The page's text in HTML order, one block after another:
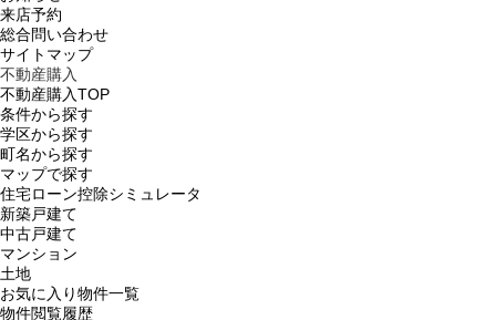
来店予約
総合問い合わせ
サイトマップ
不動産購入
不動産購入TOP
条件から探す
学区から探す
町名から探す
マップで探す
住宅ローン控除シミュレータ
新築戸建て
中古戸建て
マンション
土地
お気に入り物件一覧
物件閲覧履歴